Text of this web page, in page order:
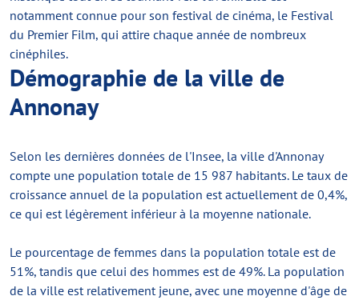
notamment connue pour son festival de cinéma, le Festival
du Premier Film, qui attire chaque année de nombreux
cinéphiles.
Démographie de la ville de
Annonay
Selon les dernières données de l'Insee, la ville d'Annonay
compte une population totale de 15 987 habitants. Le taux de
croissance annuel de la population est actuellement de 0,4%,
ce qui est légèrement inférieur à la moyenne nationale.
Le pourcentage de femmes dans la population totale est de
51%, tandis que celui des hommes est de 49%. La population
de la ville est relativement jeune, avec une moyenne d'âge de